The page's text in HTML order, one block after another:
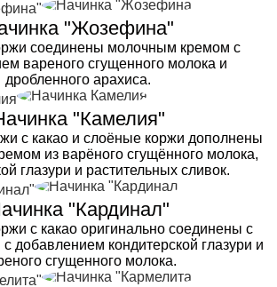
"Жозефина"
соединены молочным кремом с
вареного сгущенного молока и
дробленного арахиса.
"Камелия"
с какао и слоёные коржи дополнены
из варёного сгущённого молока,
глазури и растительных сливок.
"Кардинал"
с какао оригинально соединены с
добавлением кондитерской глазури и
сгущенного молока.